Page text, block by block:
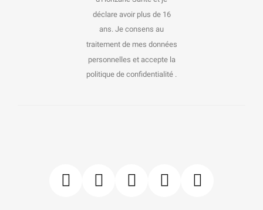
déclare avoir plus de 16
ans. Je consens au
traitement de mes données
personnelles et accepte la
politique de confidentialité .